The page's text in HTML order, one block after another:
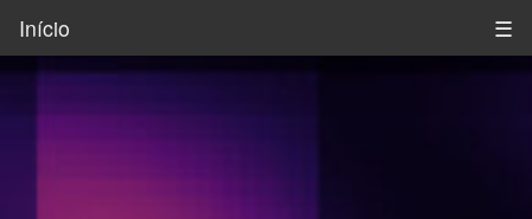
Início ☰